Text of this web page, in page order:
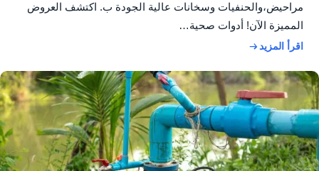
مراحيض،والحنفيات وسخانات عالية الجودة ب. اكتشف العروض
المميزة الآن! أدوات صحية…
اقرأ المزيد